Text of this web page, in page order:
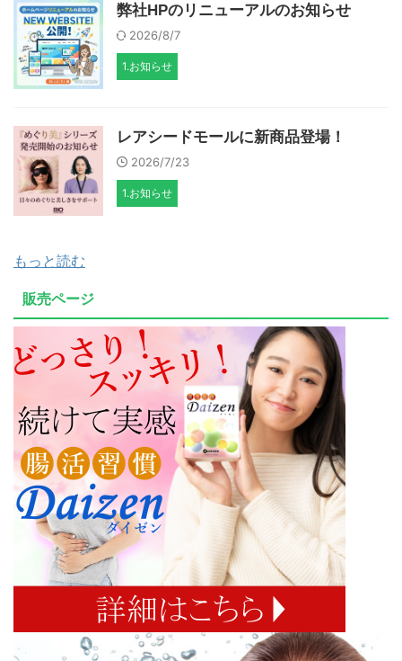
弊社HPのリニューアルのお知らせ
2026/8/7
1.お知らせ
レアシードモールに新商品登場！
2026/7/23
1.お知らせ
もっと読む
販売ページ